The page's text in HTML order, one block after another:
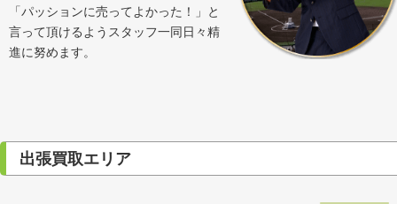
「パッションに売ってよかった！」と
言って頂けるようスタッフ一同日々精
進に努めます。
出張買取エリア